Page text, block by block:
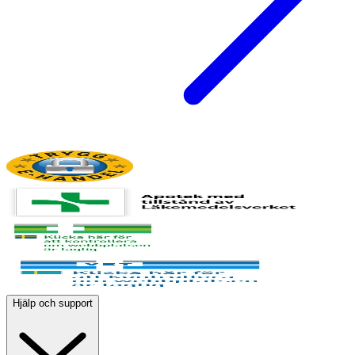
Hjälp och support